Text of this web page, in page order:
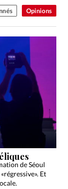
Opinions
de Séoul
Et